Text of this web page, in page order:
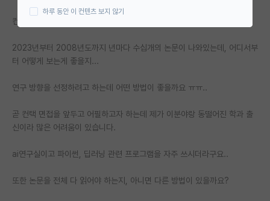
대학원 합격 후기 게시판
석박사 채용 정보 게시판
임용 정보 게시판
학부 인턴 게시판
임용 후기 게시판
PI 전용 게시판
컨택을 앞두고 해당 연구실의 논문들을 읽어보려고 합니다.
2023년부터 2008년도까지 년마다 수십개의 논문이 나와있는데, 어디서부
터 어떻게 보는게 좋을지...
연구 방향을 선정하려고 하는데 어떤 방법이 좋을까요 ㅠㅠ..
곧 컨택 면접을 앞두고 어필하고자 하는데 제가 이분야랑 동떨어진 학과 출
신이라 많은 어려움이 있습니다.
ai연구실이고 파이썬, 딥러닝 관련 프로그램을 자주 쓰시더라구요..
또한 논문을 전체 다 읽어야 하는지, 아니면 다른 방법이 있을까요?
하루 동안 이 컨텐츠 보지 않기